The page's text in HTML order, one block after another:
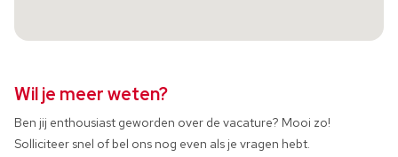
Wil je meer weten?
Ben jij enthousiast geworden over de vacature? Mooi zo!
Solliciteer snel of bel ons nog even als je vragen hebt.